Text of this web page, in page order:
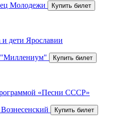
Молодежи
дети Ярославии
«Песни СССР»